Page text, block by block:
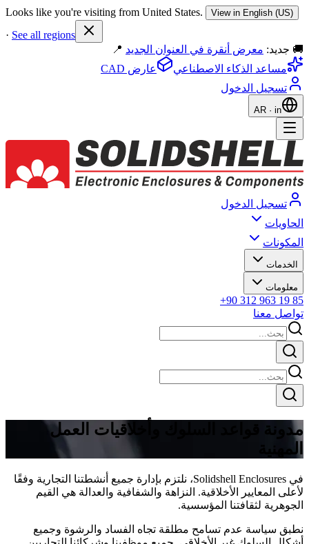
Looks like you're visiting from United States. View in English (US)
· See all regions
🚚 جديد: معرض أنقرة في العنوان الجديد 📍
مساعد الذكاء الاصطناعي
عارض CAD
تسجيل الدخول
AR · in
تسجيل الدخول
الحاويات
المكونات
الخدمات
معلومات
+90 312 963 19 85
تواصل معنا
مدونة قواعد السلوك وأخلاقيات العمل
المهنية
في Solidshell Enclosures، نلتزم بإدارة جميع أنشطتنا التجارية وفقًا
لأعلى المعايير الأخلاقية. النزاهة والشفافية والعدالة هي القيم
الجوهرية لثقافتنا المؤسسية.
نطبق سياسة عدم تسامح مطلقة تجاه الفساد والرشوة وجميع